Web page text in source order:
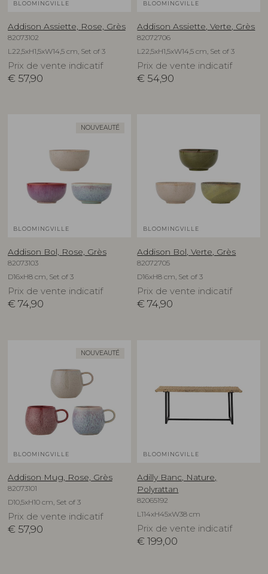
BLOOMINGVILLE
Addison Assiette, Rose, Grès
82073102
L22,5xH1,5xW14,5 cm, Set of 3
Prix de vente indicatif
€ 57,90
BLOOMINGVILLE
Addison Assiette, Verte, Grès
82072706
L22,5xH1,5xW14,5 cm, Set of 3
Prix de vente indicatif
€ 54,90
NOUVEAUTÉ
BLOOMINGVILLE
Addison Bol, Rose, Grès
82073103
D16xH8 cm, Set of 3
Prix de vente indicatif
€ 74,90
BLOOMINGVILLE
Addison Bol, Verte, Grès
82072705
D16xH8 cm, Set of 3
Prix de vente indicatif
€ 74,90
NOUVEAUTÉ
BLOOMINGVILLE
Addison Mug, Rose, Grès
82073101
D10,5xH10 cm, Set of 3
Prix de vente indicatif
€ 57,90
BLOOMINGVILLE
Adilly Banc, Nature,
Polyrattan
82065192
L114xH45xW38 cm
Prix de vente indicatif
€ 199,00